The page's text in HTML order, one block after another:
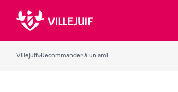
Villejuif»Recommander à un ami